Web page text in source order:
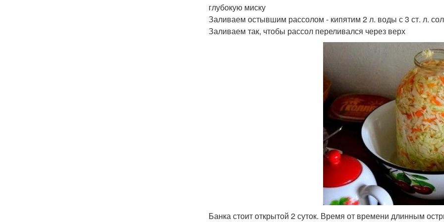
глубокую миску
Заливаем остывшим рассолом - кипятим 2 л. воды с 3 ст. л.
Заливаем так, чтобы рассол переливался через верх
Банка стоит открытой 2 суток. Время от времени длинным